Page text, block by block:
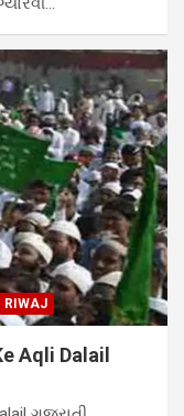
RIWAJ
Aqli Dalail